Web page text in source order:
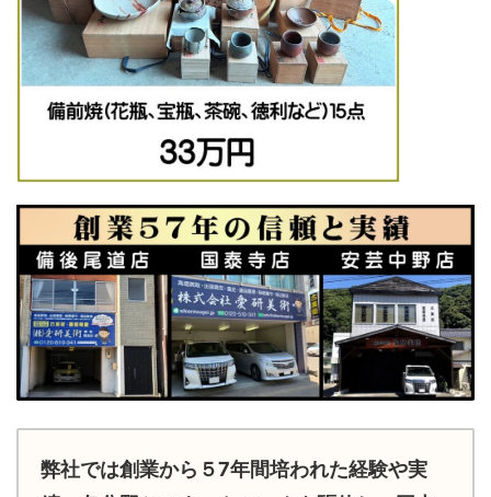
弊社では創業から５7年間培われた経験や実